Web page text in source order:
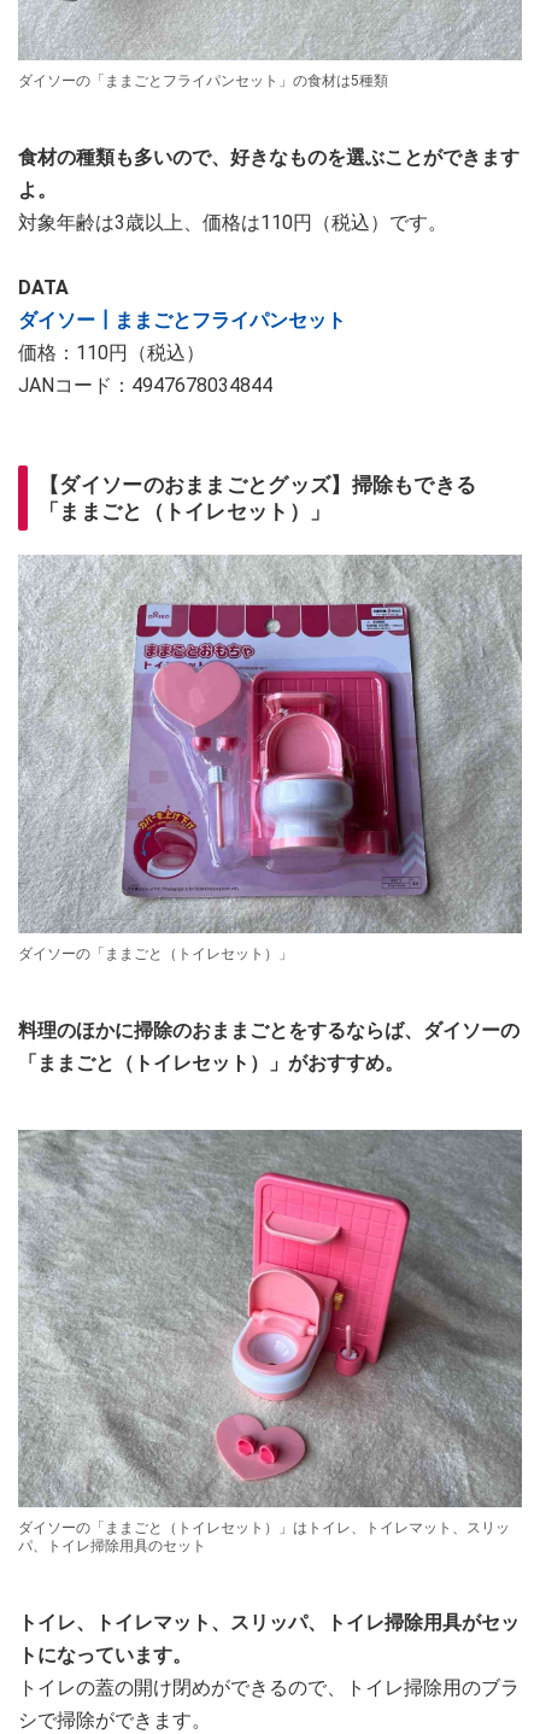
ダイソーの「ままごとフライパンセット」の食材は5種類
食材の種類も多いので、好きなものを選ぶことができます
よ。
対象年齢は3歳以上、価格は110円（税込）です。
DATA
ダイソー┃ままごとフライパンセット
価格：110円（税込）
JANコード：4947678034844
【ダイソーのおままごとグッズ】掃除もできる
「ままごと（トイレセット）」
ダイソーの「ままごと（トイレセット）」
料理のほかに掃除のおままごとをするならば、ダイソーの
「ままごと（トイレセット）」がおすすめ。
ダイソーの「ままごと（トイレセット）」はトイレ、トイレマット、スリッ
パ、トイレ掃除用具のセット
トイレ、トイレマット、スリッパ、トイレ掃除用具がセッ
トになっています。
トイレの蓋の開け閉めができるので、トイレ掃除用のブラ
シで掃除ができます。